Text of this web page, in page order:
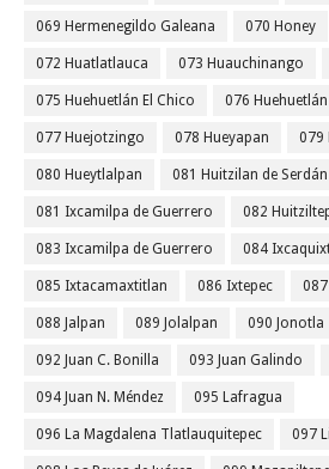
069 Hermenegildo Galeana 070 Honey
072 Huatlatlauca 073 Huauchinango
075 Huehuetlán El Chico 076
077 Huejotzingo 078 Hueyapan 079
080 Hueytlalpan 081 Huitzilan de Serdán
081 Ixcamilpa de Guerrero 082
083 Ixcamilpa de Guerrero 084
085 Ixtacamaxtitlan 086 Ixtepec
088 Jalpan 089 Jolalpan 090 Jonotla
092 Juan C. Bonilla 093 Juan Galindo
094 Juan N. Méndez 095 Lafragua
096 La Magdalena Tlatlauquitepec 097